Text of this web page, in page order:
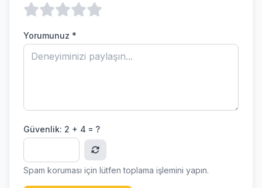
Yorumunuz *
Güvenlik: 2 + 4 = ?
Spam koruması için lütfen toplama işlemini yapın.